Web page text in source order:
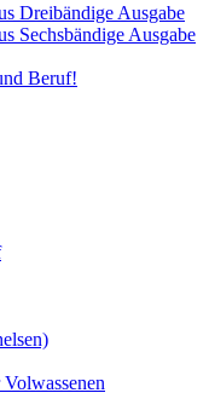
Dreibändige Ausgabe
Sechsbändige Ausgabe
Beruf!